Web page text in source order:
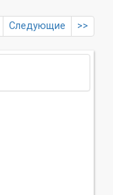
Следующие >>